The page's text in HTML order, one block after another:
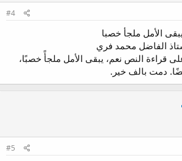
#4
الأمل ملجأ خصبا
الفاضل محمد فري
قراءة النص نعم، يبقى الأمل ملجأً خصبًا،
دمت بالف خير.
#5